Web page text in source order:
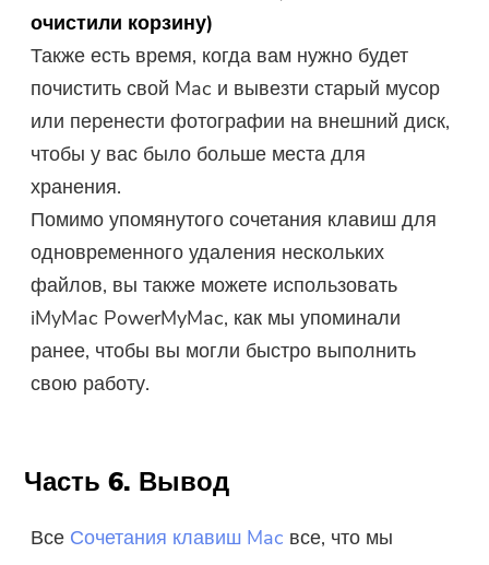
очистили корзину)
Также есть время, когда вам нужно будет
почистить свой Mac и вывезти старый мусор
или перенести фотографии на внешний диск,
чтобы у вас было больше места для
хранения.
Помимо упомянутого сочетания клавиш для
одновременного удаления нескольких
файлов, вы также можете использовать
iMyMac PowerMyMac, как мы упоминали
ранее, чтобы вы могли быстро выполнить
свою работу.
Часть 6. Вывод
Все Сочетания клавиш Mac все, что мы